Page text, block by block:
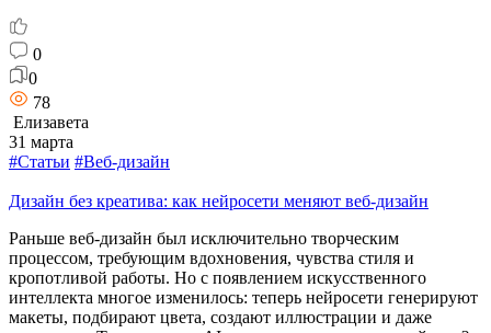
0
0
78
Елизавета
31 марта
#Статьи #Веб-дизайн
Дизайн без креатива: как нейросети меняют веб-дизайн
Раньше веб-дизайн был исключительно творческим
процессом, требующим вдохновения, чувства стиля и
кропотливой работы. Но с появлением искусственного
интеллекта многое изменилось: теперь нейросети генерируют
макеты, подбирают цвета, создают иллюстрации и даже